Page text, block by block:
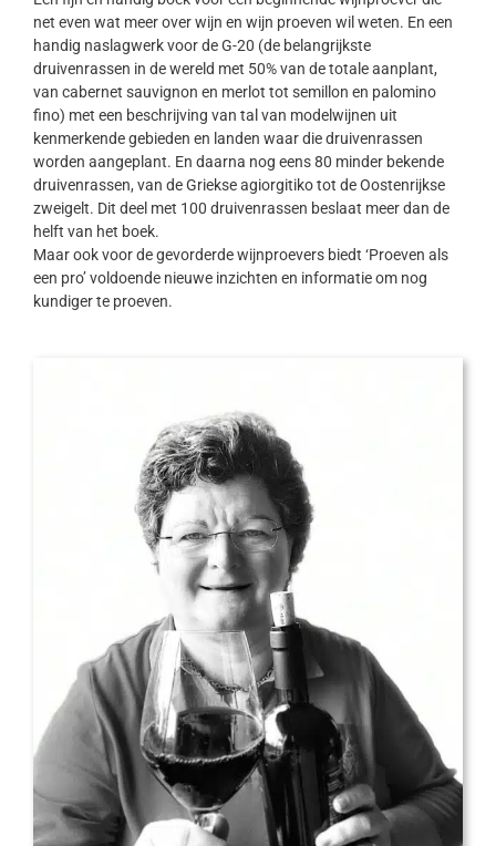
net even wat meer over wijn en wijn proeven wil weten. En een
handig naslagwerk voor de G-20 (de belangrijkste
druivenrassen in de wereld met 50% van de totale aanplant,
van cabernet sauvignon en merlot tot semillon en palomino
fino) met een beschrijving van tal van modelwijnen uit
kenmerkende gebieden en landen waar die druivenrassen
worden aangeplant. En daarna nog eens 80 minder bekende
druivenrassen, van de Griekse agiorgitiko tot de Oostenrijkse
zweigelt. Dit deel met 100 druivenrassen beslaat meer dan de
helft van het boek.
Maar ook voor de gevorderde wijnproevers biedt ‘Proeven als
een pro’ voldoende nieuwe inzichten en informatie om nog
kundiger te proeven.